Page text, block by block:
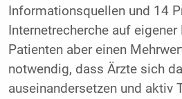
Informationsquellen und 14
Internetrecherche auf
Patienten aber einen
notwendig, dass Ärzte sich
auseinandersetzen und aktiv